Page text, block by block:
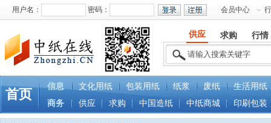
用户名： 密码： 会员中心
供应 求购 行情
首页
信息 文化用纸 包装用纸 纸浆 废纸
生活用纸
商务
供应 求购 中国造纸 中纸商城 印刷包装